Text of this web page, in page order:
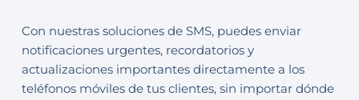
Con nuestras soluciones de SMS, puedes enviar
notificaciones urgentes, recordatorios y
actualizaciones importantes directamente a los
teléfonos móviles de tus clientes, sin importar dónde